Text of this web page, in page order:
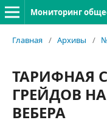
Главная / Архивы /
ТАРИФНАЯ
ГРЕЙДОВ
ВЕБЕРА